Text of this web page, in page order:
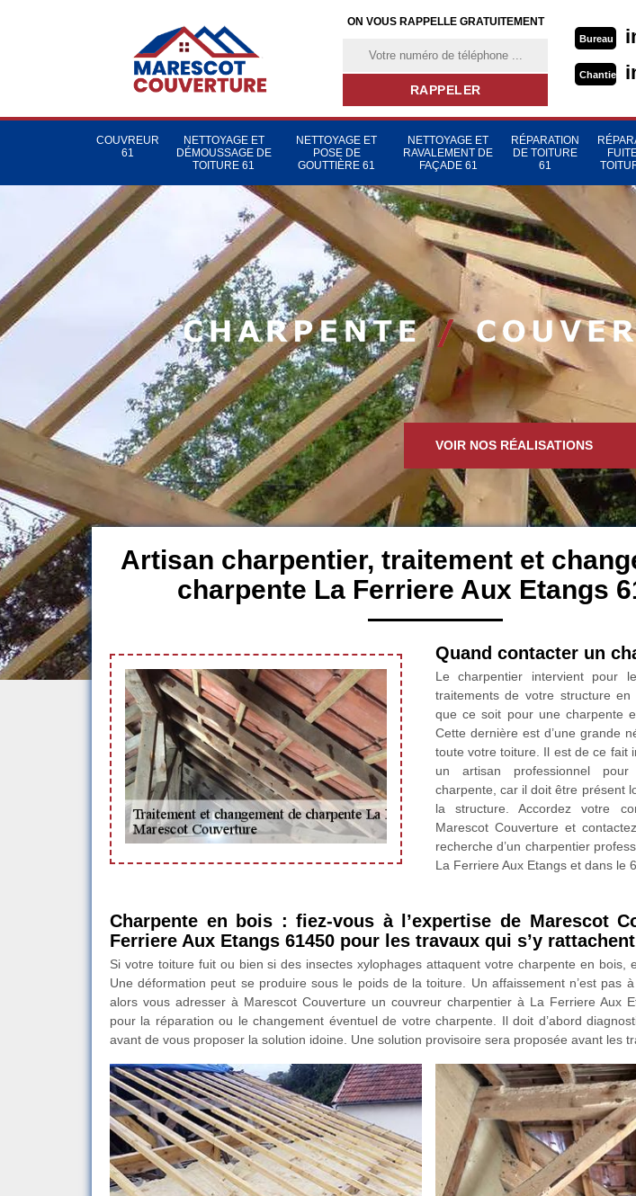
ON VOUS RAPPELLE GRATUITEMENT
Bureau
Chantier
COUVREUR
61
NETTOYAGE ET
DÉMOUSSAGE DE
TOITURE 61
NETTOYAGE ET
POSE DE
GOUTTIÈRE 61
NETTOYAGE ET
RAVALEMENT DE
FAÇADE 61
RÉPARATION
DE TOITURE
61
VOIR NOS RÉALISATIONS
Artisan charpentier, traitement et
charpente La Ferriere Aux Etangs
Quand contacter un
Le charpentier intervient pour
traitements de votre structure en
que ce soit pour une charpente
Cette dernière est d’une grande
toute votre toiture. Il est de ce fait
un artisan professionnel
charpente, car il doit être présent
la structure. Accordez votre
Marescot Couverture et
recherche d’un charpentier
La Ferriere Aux Etangs et dans le
Charpente en bois : fiez-vous à l’expertise de Marescot
Ferriere Aux Etangs 61450 pour les travaux qui s’y
Si votre toiture fuit ou bien si des insectes xylophages attaquent votre charpente en bois,
Une déformation peut se produire sous le poids de la toiture. Un affaissement n’est pas
alors vous adresser à Marescot Couverture un couvreur charpentier à La Ferriere Aux
pour la réparation ou le changement éventuel de votre charpente. Il doit d’abord
avant de vous proposer la solution idoine. Une solution provisoire sera proposée avant les